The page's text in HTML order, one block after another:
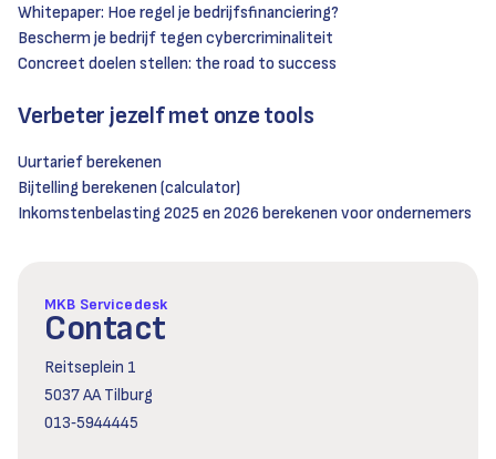
Whitepaper: Hoe regel je bedrijfsfinanciering?
Bescherm je bedrijf tegen cybercriminaliteit
Concreet doelen stellen: the road to success
Verbeter jezelf met onze tools
Uurtarief berekenen
Bijtelling berekenen (calculator)
Inkomstenbelasting 2025 en 2026 berekenen voor ondernemers
MKB Servicedesk
Contact
Reitseplein 1
5037 AA Tilburg
013‑5944445